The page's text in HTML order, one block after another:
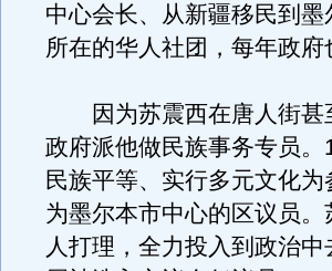
中心会长、从新疆移民到
所在的华人社团，每年政
因为苏震西在唐人街甚
政府派他做民族事务专员
民族平等、实行多元文化
为墨尔本市中心的区议员
人打理，全力投入到政治